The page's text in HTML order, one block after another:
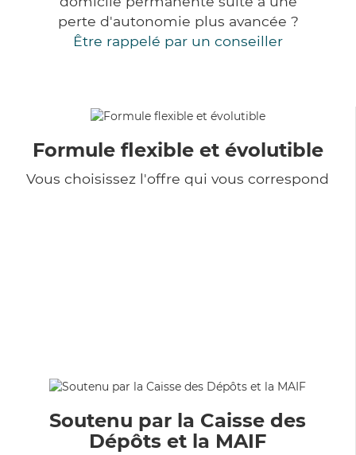
perte d'autonomie plus avancée ?
Être rappelé par un conseiller
Formule flexible et évolutible
Vous choisissez l'offre qui vous correspond
Soutenu par la Caisse des
Dépôts et la MAIF